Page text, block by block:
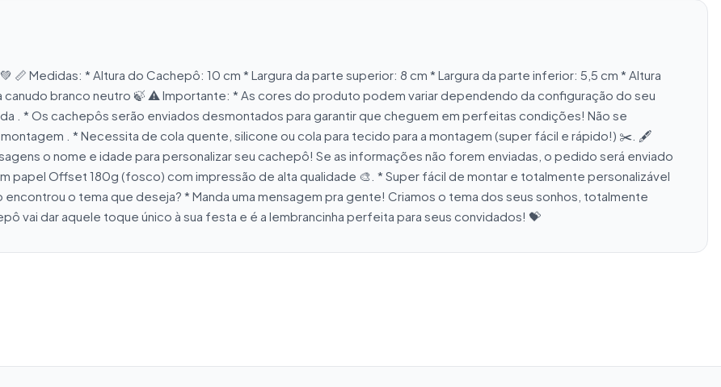
📏 Medidas: * Altura do Cachepô: 10 cm * Largura da parte superior: 8 cm * Largura da parte inferior: 5,5 cm * Altura
branco neutro 🍃 ⚠️ Importante: * As cores do produto podem variar dependendo da configuração do seu
. * Os cachepôs serão enviados desmontados para garantir que cheguem em perfeitas condições! Não se
. * Necessita de cola quente, silicone ou cola para tecido para a montagem (super fácil e rápido!) ✂️. 🖋️
o nome e idade para personalizar seu cachepô! Se as informações não forem enviadas, o pedido será enviado
papel Offset 180g (fosco) com impressão de alta qualidade 🎨. * Super fácil de montar e totalmente personalizável
o tema que deseja? * Manda uma mensagem pra gente! Criamos o tema dos seus sonhos, totalmente
vai dar aquele toque único à sua festa e é a lembrancinha perfeita para seus convidados! 💝